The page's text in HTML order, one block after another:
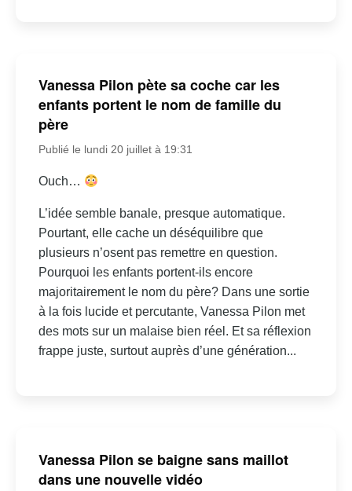
Vanessa Pilon pète sa coche car les
enfants portent le nom de famille du
père
Publié le lundi 20 juillet à 19:31
Ouch…
L’idée semble banale, presque automatique.
Pourtant, elle cache un déséquilibre que
plusieurs n’osent pas remettre en question.
Pourquoi les enfants portent-ils encore
majoritairement le nom du père? Dans une sortie
à la fois lucide et percutante, Vanessa Pilon met
des mots sur un malaise bien réel. Et sa réflexion
frappe juste, surtout auprès d’une génération...
Vanessa Pilon se baigne sans maillot
dans une nouvelle vidéo